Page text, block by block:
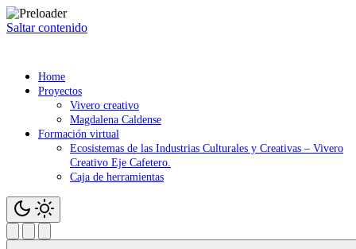
Saltar contenido
Home
Proyectos
Vivero creativo
Magdalena Caldense
Formación virtual
Ecosistemas de las Industrias Culturales y Creativas – Vivero
Creativo Eje Cafetero.
Caja de herramientas